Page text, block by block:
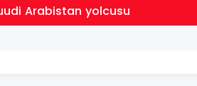
Arabistan yolcusu